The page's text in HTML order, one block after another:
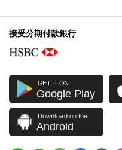
接受分期付款銀行
GET IT ON
Google Play
Download on the
Android